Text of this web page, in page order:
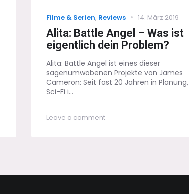
Categories
Filme & Serien, Reviews
Posted
14. März 2019
Alita: Battle Angel – Was ist
eigentlich dein Problem?
Alita: Battle Angel ist eines dieser
sagenumwobenen Projekte von James
Cameron: Seit fast 20 Jahren in Planung,
Sci-Fi i...
Leave a commenton